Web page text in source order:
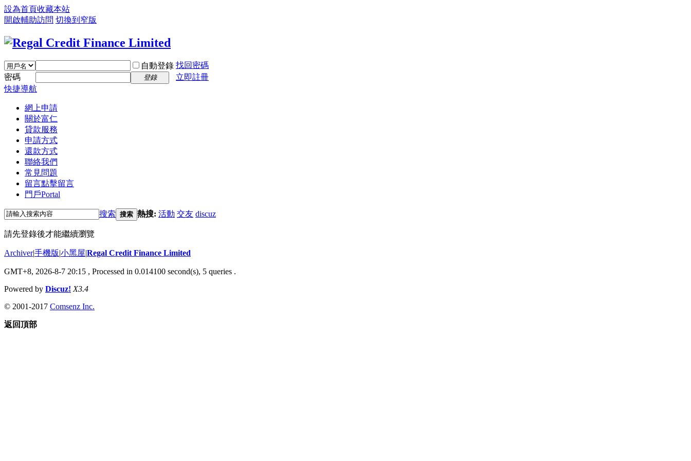
設為首頁收藏本站
開啟輔助訪問 切換到窄版
自動登錄 找回密碼
密碼
登錄
立即註冊
快捷導航
網上申請
關於富仁
貸款服務
申請方式
還款方式
聯絡我們
常見問題
留言點擊留言
門戶Portal
搜索 搜索 熱搜: 活動 交友 discuz
請先登錄後才能繼續瀏覽
Archiver|手機版|小黑屋|Regal Credit Finance Limited
GMT+8, 2026-8-7 20:15 , Processed in 0.014100 second(s), 5 queries .
Powered by Discuz! X3.4
© 2001-2017 Comsenz Inc.
返回頂部